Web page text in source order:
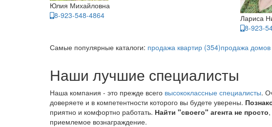
Юлия Михайловна
8-923-548-4864
Лариса
8-923-
Самые популярные каталоги: продажа квартир (354)продажа
Наши лучшие специалисты
Наша компания - это прежде всего высококлассные специалисты.
доверяете и в компетентности которого вы будете уверены.
приятно и комфортно работать. Найти "своего" агента не просто
приемлемое вознаграждение.